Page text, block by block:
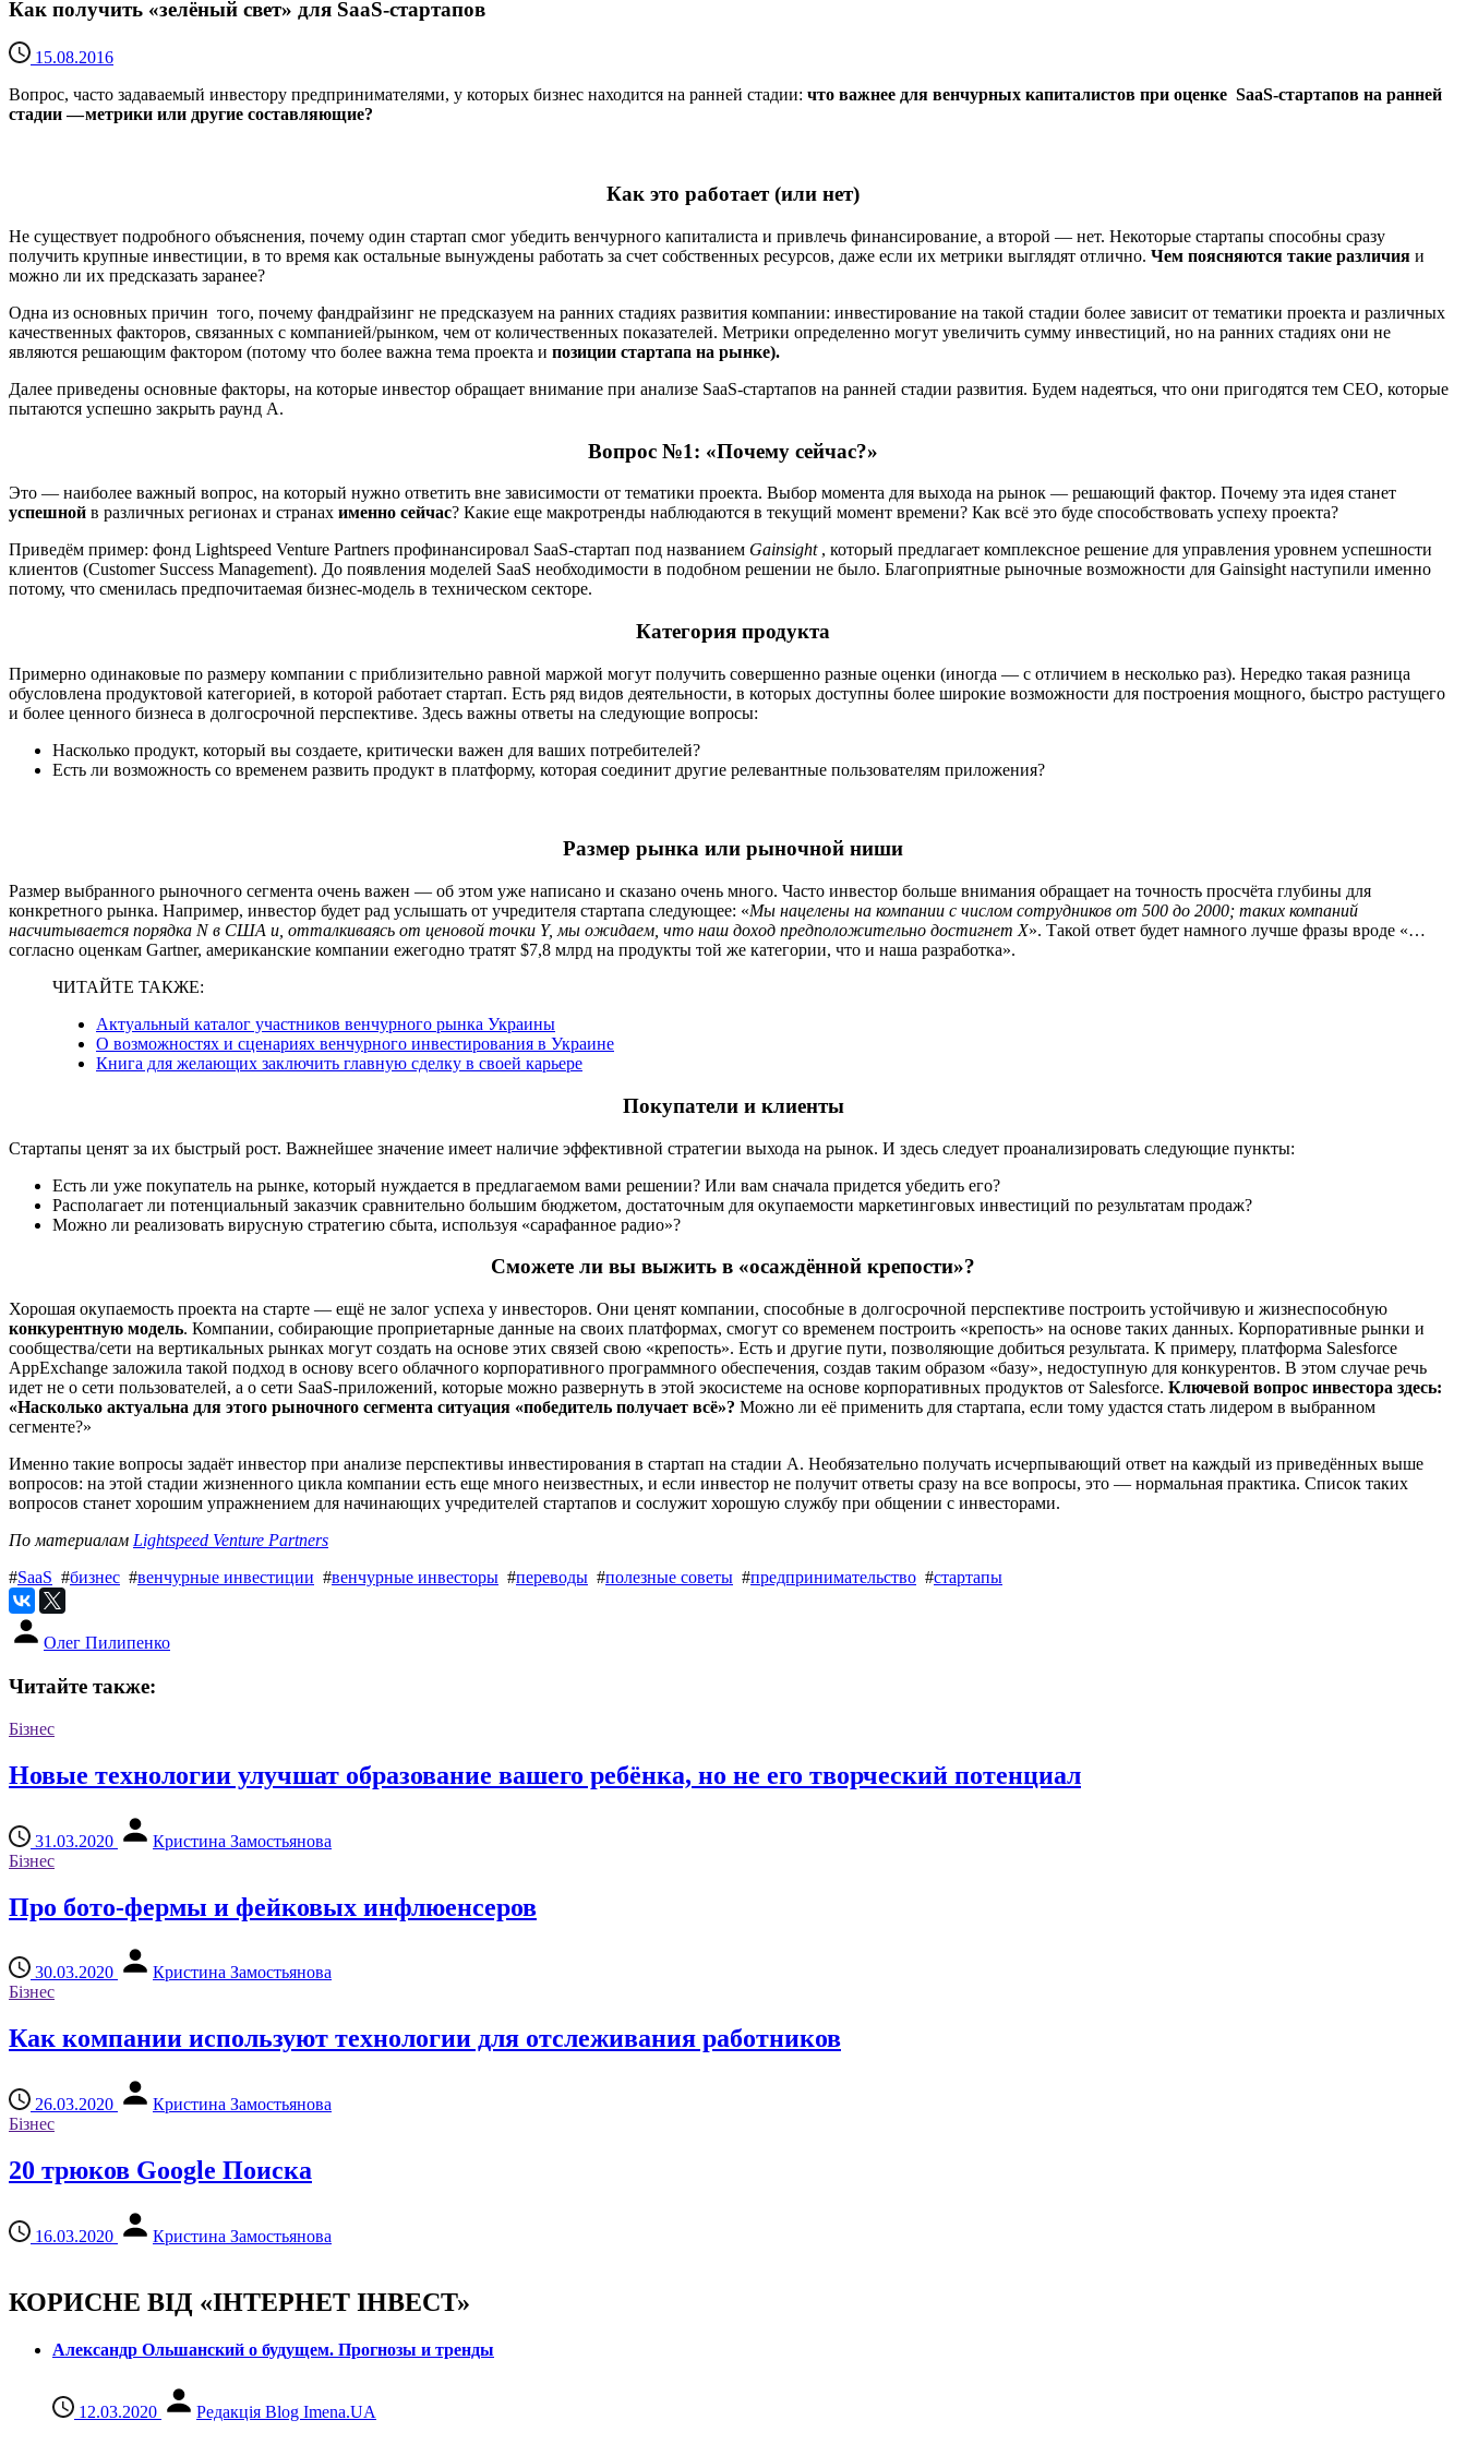
Как получить «зелёный свет» для SaaS-стартапов
15.08.2016
Вопрос, часто задаваемый инвестору предпринимателями, у которых бизнес находится на ранней стадии: что важнее для венчурных капиталистов при оценке SaaS-стартапов на ранней
стадии — метрики или другие составляющие?
Как это работает (или нет)
Не существует подробного объяснения, почему один стартап смог убедить венчурного капиталиста и привлечь финансирование а второй — нет. Некоторые стартапы способны сразу
получить крупные инвестиции, в то время как остальные вынуждены работать за счет собственных ресурсов, даже если их метрики выглядят отлично. Чем поясняются такие различия и
можно ли их предсказать заранее?
Одна из основных причин того, почему фандрайзинг не предсказуем на ранних стадиях развития компании: инвестирование на такой стадии более зависит от тематики проекта и различных
качественных факторов, связанных с компанией/рынком, чем от количественных показателей. Метрики определенно могут увеличить сумму инвестиций, но на ранних стадиях они не
являются решающим фактором (потому что более важна тема проекта и позиции стартапа на рынке).
Далее приведены основные факторы, на которые инвестор обращает внимание при анализе SaaS-стартапов на ранней стадии развития. Будем надеяться, что они пригодятся тем CEO, которые
пытаются успешно закрыть раунд A.
Вопрос №1: «Почему сейчас?»
Это — наиболее важный вопрос, на который нужно ответить вне зависимости от тематики проекта. Выбор момента для выхода на рынок — решающий фактор. Почему эта идея станет
успешной в различных регионах и странах именно сейчас? Какие еще макротренды наблюдаются в текущий момент времени? Как всё это буде способствовать успеху проекта?
Приведём пример: фонд Lightspeed Venture Partners профинансировал SaaS-стартап под названием Gainsight , который предлагает комплексное решение для управления уровнем успешности
клиентов (Customer Success Management). До появления моделей SaaS необходимости в подобном решении не было. Благоприятные рыночные возможности для Gainsight наступили именно
потому, что сменилась предпочитаемая бизнес-модель в техническом секторе.
Категория продукта
Примерно одинаковые по размеру компании с приблизительно равной маржой могут получить совершенно разные оценки (иногда — с отличием в несколько раз). Нередко такая разница
обусловлена продуктовой категорией, в которой работает стартап. Есть ряд видов деятельности, в которых доступны более широкие возможности для построения мощного, быстро растущего
и более ценного бизнеса в долгосрочной перспективе. Здесь важны ответы на следующие вопросы:
Насколько продукт, который вы создаете, критически важен для ваших потребителей?
Есть ли возможность со временем развить продукт в платформу, которая соединит другие релевантные пользователям приложения?
Размер рынка или рыночной ниши
Размер выбранного рыночного сегмента очень важен — об этом уже написано и сказано очень много. Часто инвестор больше внимания обращает на точность просчёта глубины для
конкретного рынка. Например, инвестор будет рад услышать от учредителя стартапа следующее: «Мы нацелены на компании с числом сотрудников от 500 до 2000; таких компаний
насчитывается порядка N в США и, отталкиваясь от ценовой точки Y, мы ожидаем, что наш доход предположительно достигнет X». Такой ответ будет намного лучше фразы вроде «…
согласно оценкам Gartner, американские компании ежегодно тратят $7,8 млрд на продукты той же категории, что и наша разработка».
ЧИТАЙТЕ ТАКЖЕ:
Актуальный каталог участников венчурного рынка Украины
О возможностях и сценариях венчурного инвестирования в Украине
Книга для желающих заключить главную сделку в своей карьере
Покупатели и клиенты
Стартапы ценят за их быстрый рост. Важнейшее значение имеет наличие эффективной стратегии выхода на рынок. И здесь следует проанализировать следующие пункты:
Есть ли уже покупатель на рынке, который нуждается в предлагаемом вами решении? Или вам сначала придется убедить его?
Располагает ли потенциальный заказчик сравнительно большим бюджетом, достаточным для окупаемости маркетинговых инвестиций по результатам продаж?
Можно ли реализовать вирусную стратегию сбыта, используя «сарафанное радио»?
Сможете ли вы выжить в «осаждённой крепости»?
Хорошая окупаемость проекта на старте — ещё не залог успеха у инвесторов. Они ценят компании, способные в долгосрочной перспективе построить устойчивую и жизнеспособную
конкурентную модель. Компании, собирающие проприетарные данные на своих платформах, смогут со временем построить «крепость» на основе таких данных. Корпоративные рынки и
сообщества/сети на вертикальных рынках могут создать на основе этих связей свою «крепость». Есть и другие пути, позволяющие добиться результата. К примеру, платформа Salesforce
AppExchange заложила такой подход в основу всего облачного корпоративного программного обеспечения, создав таким образом «базу», недоступную для конкурентов. В этом случае речь
идет не о сети пользователей, а о сети SaaS-приложений, которые можно развернуть в этой экосистеме на основе корпоративных продуктов от Salesforce. Ключевой вопрос инвестора здесь:
«Насколько актуальна для этого рыночного сегмента ситуация «победитель получает всё»? Можно ли её применить для стартапа, если тому удастся стать лидером в выбранном
сегменте?»
Именно такие вопросы задаёт инвестор при анализе перспективы инвестирования в стартап на стадии A. Необязательно получать исчерпывающий ответ на каждый из приведённых выше
вопросов: на этой стадии жизненного цикла компании есть еще много неизвестных, и если инвестор не получит ответы сразу на все вопросы, это — нормальная практика. Список таких
вопросов станет хорошим упражнением для начинающих учредителей стартапов и сослужит хорошую службу при общении с инвесторами.
По материалам Lightspeed Venture Partners
#SaaS #бизнес #венчурные инвестиции #венчурные инвесторы #переводы #полезные советы #предпринимательство #стартапы
Олег Пилипенко
Читайте также:
Бізнес
Новые технологии улучшат образование вашего ребёнка, но не его творческий потенциал
31.03.2020
Кристина Замостьянова
Бізнес
Про бото-фермы и фейковых инфлюенсеров
30.03.2020
Кристина Замостьянова
Бізнес
Как компании используют технологии для отслеживания работников
26.03.2020
Кристина Замостьянова
Бізнес
20 трюков Google Поиска
16.03.2020 Кристина Замостьянова
КОРИСНЕ ВІД «ІНТЕРНЕТ ІНВЕСТ»
Александр Ольшанский о будущем. Прогнозы и тренды
12.03.2020 Редакція Blog Imena.UA